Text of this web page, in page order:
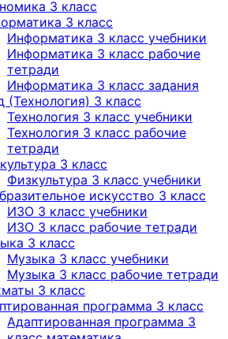
3 класс
3 класс
Информатика 3 класс учебники
Информатика 3 класс рабочие
тетради
Информатика 3 класс задания
(Технология) 3 класс
Технология 3 класс учебники
Технология 3 класс рабочие
тетради
3 класс
Физкультура 3 класс учебники
искусство 3 класс
ИЗО 3 класс учебники
ИЗО 3 класс рабочие тетради
3 класс
Музыка 3 класс учебники
Музыка 3 класс рабочие тетради
3 класс
программа 3 класс
Адаптированная программа 3